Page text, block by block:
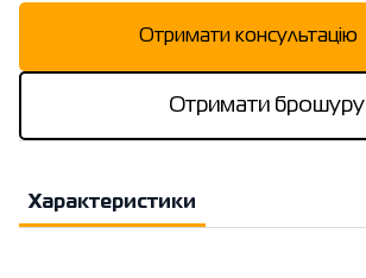
Отримати консультацію
Отримати брошуру
Характеристики